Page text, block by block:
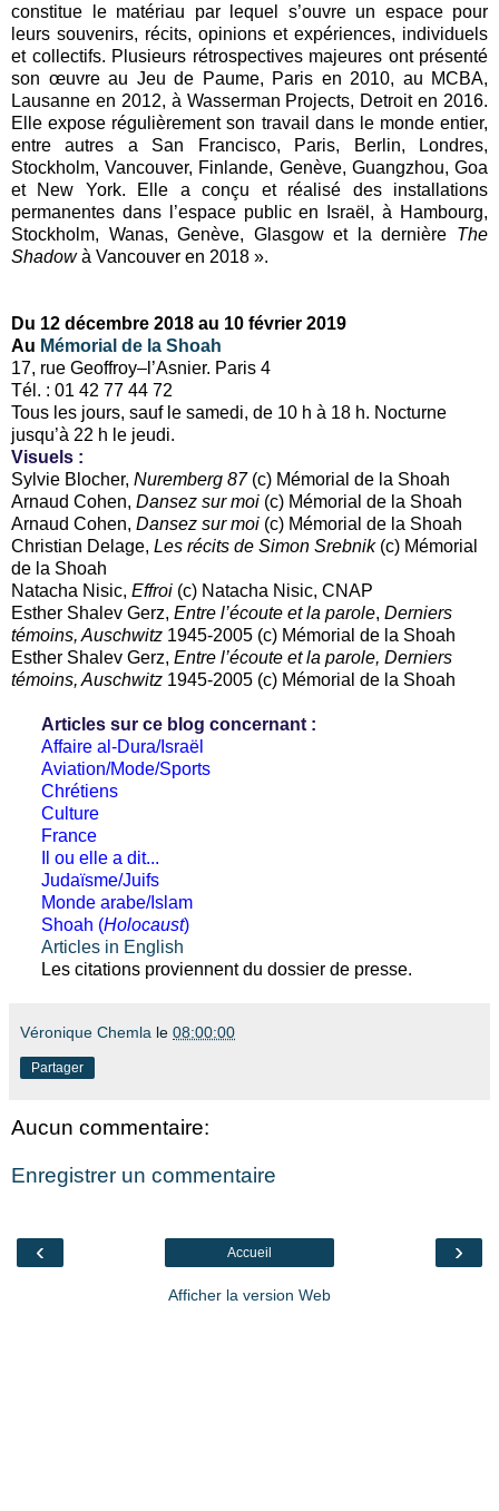
constitue le matériau par lequel s’ouvre un espace pour
leurs souvenirs, récits, opinions et expériences, individuels
et collectifs. Plusieurs rétrospectives majeures ont présenté
son œuvre au Jeu de Paume, Paris en 2010, au MCBA,
Lausanne en 2012, à Wasserman Projects, Detroit en 2016.
Elle expose régulièrement son travail dans le monde entier,
entre autres a San Francisco, Paris, Berlin, Londres,
Stockholm, Vancouver, Finlande, Genève, Guangzhou, Goa
et New York. Elle a conçu et réalisé des installations
permanentes dans l’espace public en Israël, à Hambourg,
Stockholm, Wanas, Genève, Glasgow et la dernière The
Shadowà Vancouver en 2018 ».
Du 12 décembre 2018 au 10 février 2019
Au Mémorial de la Shoah
17, rue Geoffroy–l’Asnier. Paris 4
Tél. : 01 42 77 44 72
Tous les jours, sauf le samedi, de 10 h à 18 h. Nocturne
jusqu’à 22 h le jeudi.
Visuels :
Sylvie Blocher, Nuremberg 87 (c) Mémorial de la Shoah
Arnaud Cohen, Dansez sur moi (c) Mémorial de la Shoah
Arnaud Cohen, Dansez sur moi (c) Mémorial de la Shoah
Christian Delage, Les récits de Simon Srebnik (c) Mémorial
de la Shoah
Natacha Nisic, Effroi (c) Natacha Nisic, CNAP
Esther Shalev Gerz, Entre l’écoute et la parole, Derniers
témoins, Auschwitz 1945-2005 (c) Mémorial de la Shoah
Esther Shalev Gerz, Entre l’écoute et la parole, Derniers
témoins, Auschwitz 1945-2005 (c) Mémorial de la Shoah
Articles sur ce blog concernant :
Affaire al-Dura/Israël
Aviation/Mode/Sports
Chrétiens
Culture
France
Il ou elle a dit...
Judaïsme/Juifs
Monde arabe/Islam
Shoah (Holocaust)
Articles in English
Les citations proviennent du dossier de presse.
Véronique Chemla le 08:00:00
Partager
Aucun commentaire:
Enregistrer un commentaire
‹ ›
Accueil
Afficher la version Web